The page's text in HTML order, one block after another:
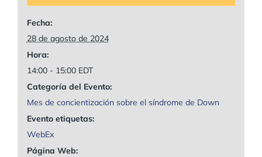
Fecha:
28 de agosto de 2024
Hora:
14:00 - 15:00 EDT
Categoría del Evento:
Mes de concientización sobre el síndrome de Down
Evento etiquetas:
WebEx
Página Web: